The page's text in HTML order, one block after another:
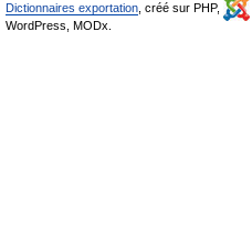
Dictionnaires exportation , créé sur PHP,
WordPress, MODx.